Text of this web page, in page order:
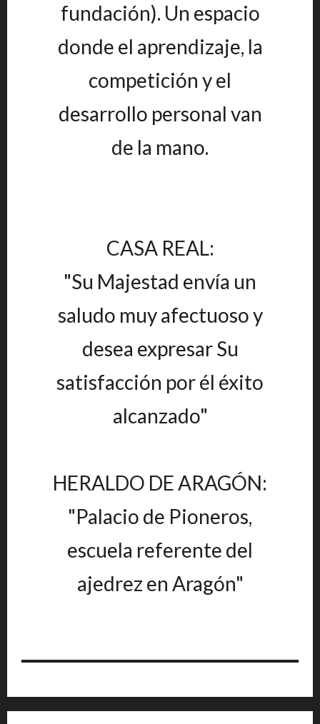
fundación). Un espacio
donde el aprendizaje, la
competición y el
desarrollo personal van
de la mano.
CASA REAL:
"Su Majestad envía un
saludo muy afectuoso y
desea expresar Su
satisfacción por él éxito
alcanzado"
HERALDO DE ARAGÓN:
"Palacio de Pioneros,
escuela referente del
ajedrez en Aragón"